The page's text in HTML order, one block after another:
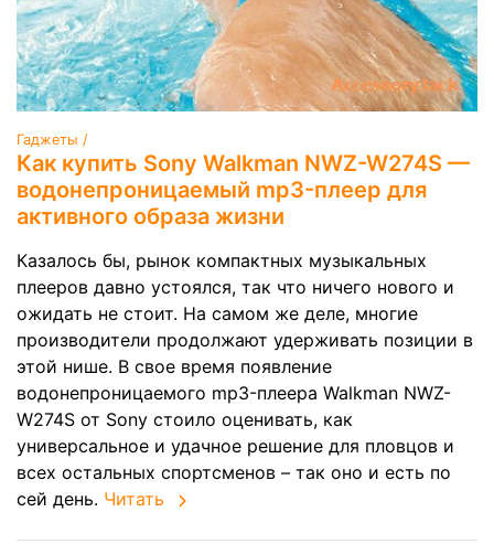
Гаджеты /
Как купить Sony Walkman NWZ-W274S —
водонепроницаемый mp3-плеер для
активного образа жизни
Казалось бы, рынок компактных музыкальных
плееров давно устоялся, так что ничего нового и
ожидать не стоит. На самом же деле, многие
производители продолжают удерживать позиции в
этой нише. В свое время появление
водонепроницаемого mp3-плеера Walkman NWZ-
W274S от Sony стоило оценивать, как
универсальное и удачное решение для пловцов и
всех остальных спортсменов – так оно и есть по
сей день. Читать